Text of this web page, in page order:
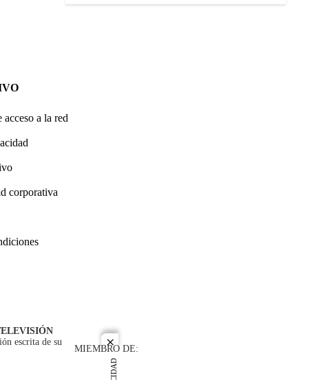
close
a la red
corporativa
escrita de su
MIEMBRO DE: